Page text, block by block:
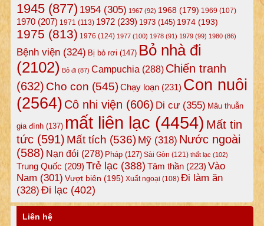
1945(877) 1954(305) 1967(92) 1968(179) 1969 (107)
1970(207) 1971 (113) 1972(239) 1973(145) 1974(193)
1975 (813) 1976 (124) 1977(100) 1978(91) 1979(99) 1980(86)
Bệnh viện(324) Bị bỏ rơi (147) Bỏ nhà đi
(2102) Bỏ đi(87) Campuchia (288) Chiến tranh
(632) Cho con (545)Chạy loạn(231) Con nuôi
(2564) Cô nhi viện (606) Di cư(355) Mâu thuẫn
gia đình(137) mất liên lạc (4454) Mất tin
tức(591) Mất tích (536) Mỹ(318) Nước ngoài
(588) Nạn đói (278) Pháp(127) Sài Gòn (121) thất lạc (102)
Trung Quốc (209) Trẻ lạc(388) Tâm thần(223) Vào
Nam (301) Vượt biên (195) Xuất ngoại (108) Đi làm ăn
(328) Đi lạc(402)
Liên hệ